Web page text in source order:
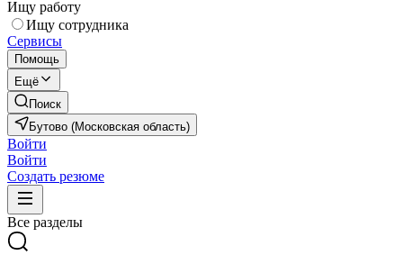
Ищу работу
Ищу сотрудника
Сервисы
Помощь
Ещё
Поиск
Бутово (Московская область)
Войти
Войти
Создать резюме
Все разделы